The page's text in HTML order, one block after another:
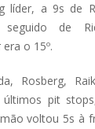
líder, a 9s de
de
o 15º.
Rosberg,
pit
voltou 5s à